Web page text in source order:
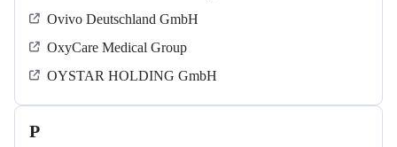
Ovivo Deutschland GmbH
OxyCare Medical Group
OYSTAR HOLDING GmbH
P